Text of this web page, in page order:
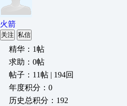
火箭
关注 私信
精华：1帖
求助：0帖
帖子：11帖 | 194回
年度积分：0
历史总积分：192